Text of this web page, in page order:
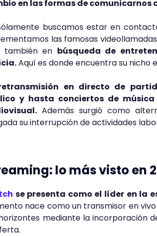
en las formas de comunicarnos
buscamos estar en
las famosas
también en búsqueda de
Aquí es donde encuentra su nicho
en directo de
y hasta conciertos de
Además surgió como
su interrupción de actividades
lo más visto en
se presenta como el líder en la
nace como un transmisor en
mediante la incorporación